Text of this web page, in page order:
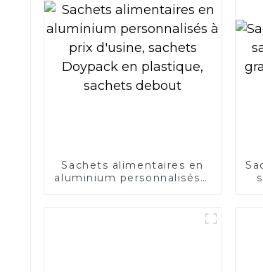
Sachets alimentaires en
aluminium personnalisés à